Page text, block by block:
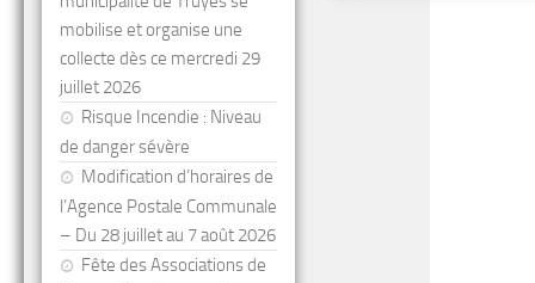
mobilise et organise une
collecte dès ce mercredi 29
juillet 2026
Risque Incendie : Niveau
de danger sévère
Modification d’horaires de
l’Agence Postale Communale
– Du 28 juillet au 7 août 2026
Fête des Associations de